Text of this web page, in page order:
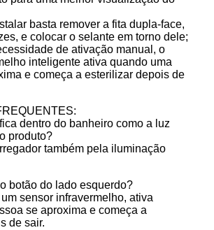
basta remover a fita dupla-face,
e colocar o selante em torno dele;
de ativação manual, o
inteligente ativa quando uma
e começa a esterilizar depois de
dentro do banheiro como a luz
produto?
também pela iluminação
botão do lado esquerdo?
sensor infravermelho, ativa
se aproxima e começa a
de sair.